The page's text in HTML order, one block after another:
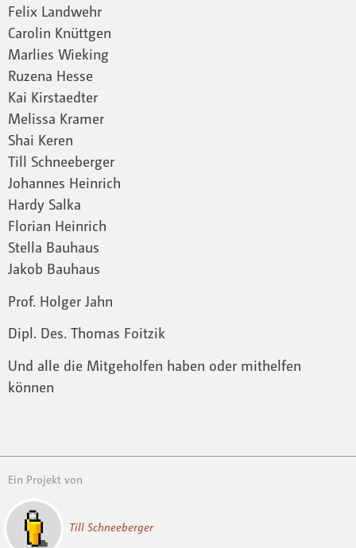
Felix Landwehr
Carolin Knüttgen
Marlies Wieking
Ruzena Hesse
Kai Kirstaedter
Melissa Kramer
Shai Keren
Till Schneeberger
Johannes Heinrich
Hardy Salka
Florian Heinrich
Stella Bauhaus
Jakob Bauhaus
Prof. Holger Jahn
Dipl. Des. Thomas Foitzik
Und alle die Mitgeholfen haben oder mithelfen
können
Ein Projekt von
Till Schneeberger